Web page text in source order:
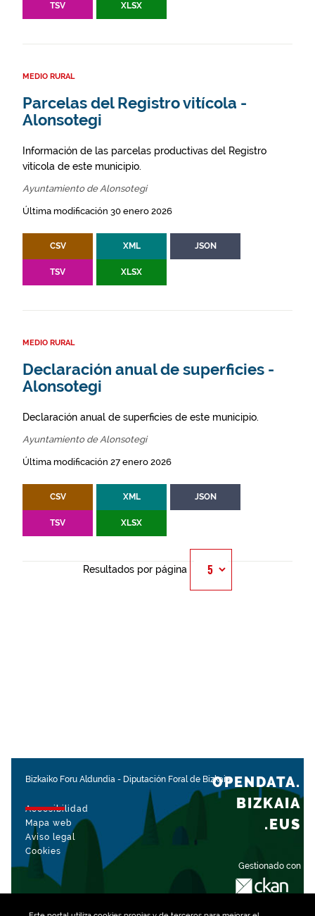
TSV XLSX
MEDIO RURAL
Parcelas del Registro vitícola -
Alonsotegi
Información de las parcelas productivas del Registro
vitícola de este municipio.
Ayuntamiento de Alonsotegi
Última modificación 30 enero 2026
CSV XML JSON
TSV XLSX
MEDIO RURAL
Declaración anual de superficies -
Alonsotegi
Declaración anual de superficies de este municipio.
Ayuntamiento de Alonsotegi
Última modificación 27 enero 2026
CSV XML JSON
TSV XLSX
Resultados por página
Bizkaiko Foru Aldundia - Diputación Foral de Bizkaia
Accesibilidad
Mapa web
Aviso legal
Cookies
Gestionado con
OPENDATA.
BIZKAIA
.EUS